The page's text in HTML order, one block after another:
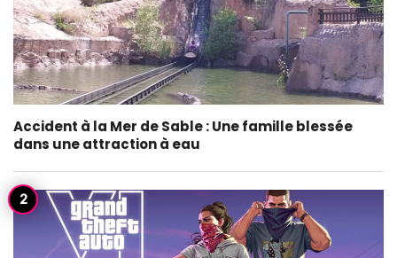
Accident à la Mer de Sable : Une famille blessée
dans une attraction à eau